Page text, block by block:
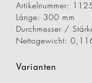
Artikelnummer:
Länge: 300 mm
Durchmesser /
Nettogewicht:
Varianten